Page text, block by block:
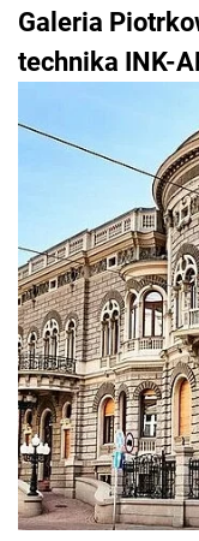
Galeria
technika INK-